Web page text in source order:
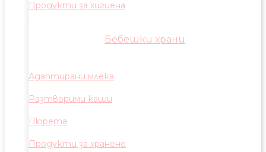
Продукти за хигиена
Бебешки храни
Адаптирани млека
Разтворими каши
Пюрета
Продукти за хранене